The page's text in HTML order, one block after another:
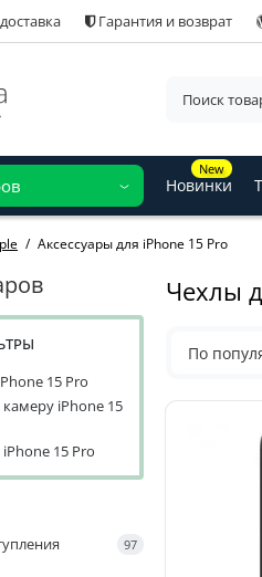
Гарантия и возврат
New
Новинки
Аксессуары для iPhone 15 Pro
15 Pro
iPhone 15
15 Pro
97
Чехлы
По